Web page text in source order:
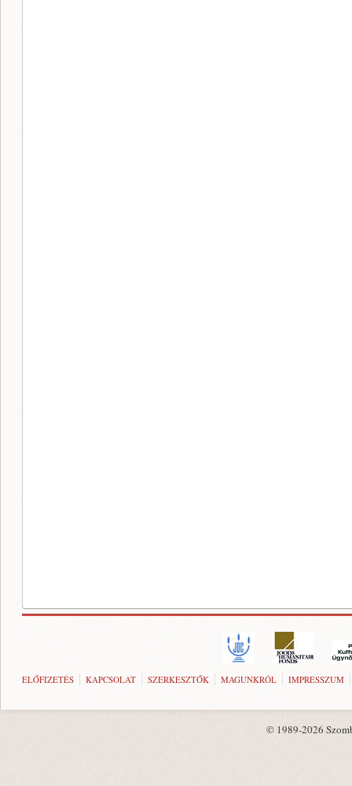
ELŐFIZETÉS KAPCSOLAT SZERKESZTŐK MAGUNKRÓL IMPRESSZUM
© 1989-2026